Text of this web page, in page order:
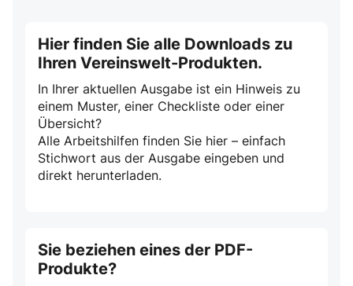
Hier finden Sie alle Downloads zu
Ihren Vereinswelt-Produkten.
In Ihrer aktuellen Ausgabe ist ein Hinweis zu
einem Muster, einer Checkliste oder einer
Übersicht?
Alle Arbeitshilfen finden Sie hier – einfach
Stichwort aus der Ausgabe eingeben und
direkt herunterladen.
Sie beziehen eines der PDF-
Produkte?